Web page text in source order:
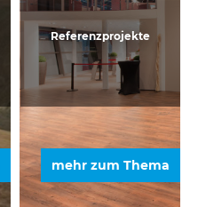
Referenzprojekte
mehr zum Thema